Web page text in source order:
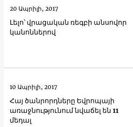
Լելո՝ վրացական ռեգբի անսովոր
կանոններով
20 Ապրիլի, 2017
Հայ ծանրորդները Եվրոպայի
առաջնությունում նվաճել են 11
մեդալ
10 Ապրիլի, 2017